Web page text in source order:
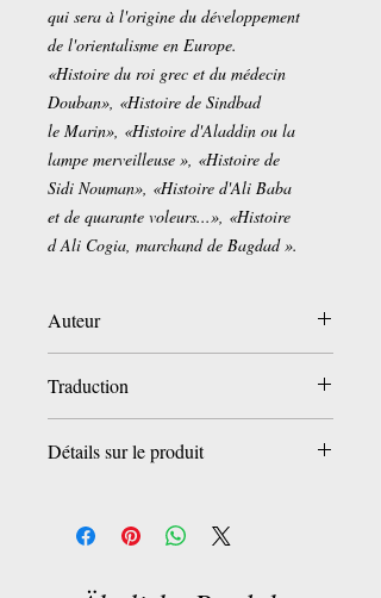
qui sera à l'origine du développement
de l'orientalisme en Europe.
«Histoire du roi grec et du médecin
Douban», «Histoire de Sindbad
le Marin», «Histoire d'Aladdin ou la
lampe merveilleuse », «Histoire de
Sidi Nouman», «Histoire d'Ali Baba
et de quarante voleurs...», «Histoire
d Ali Cogia, marchand de Bagdad ».
Auteur
Traduction
Détails sur le produit
Editeur :
ECOLE DES
LOISIRS; Édition : Collection Classiques